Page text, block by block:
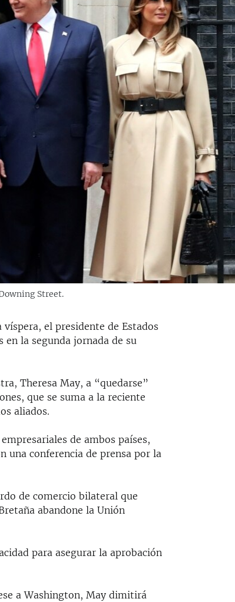
Street.
el presidente de Estados
la segunda jornada de su
Theresa May, a “quedarse”
que se suma a la reciente
aliados.
de ambos países,
una conferencia de prensa por la
de comercio bilateral que
abandone la Unión
para asegurar la aprobación
a Washington, May dimitirá